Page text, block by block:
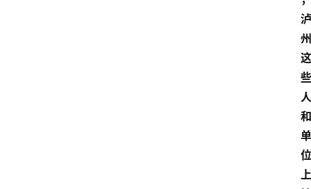
泸
州
这
些
人
和
单
位
上